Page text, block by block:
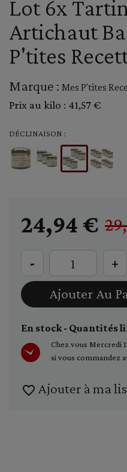
Lot 6x
Artichaut
P'tites
Marque : Mes P'tites
Prix au kilo : 41,57 €
DÉCLINAISON :
24,94 €
-
+
Ajouter Au
En stock - Quantités
Chez vous Mercredi
si vous commandez
favorite_border Ajouter à ma